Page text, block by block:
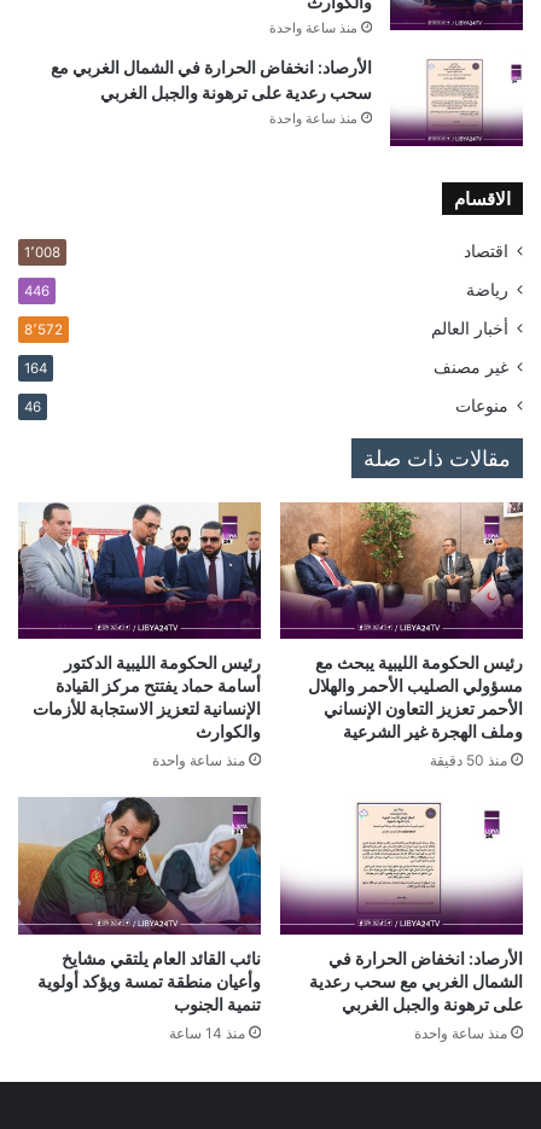
منذ ساعة واحدة
الأرصاد: انخفاض الحرارة في الشمال الغربي مع
سحب رعدية على ترهونة والجبل الغربي
منذ ساعة واحدة
الاقسام
اقتصاد 1٬008
رياضة 446
أخبار العالم 8٬572
غير مصنف 164
منوعات 46
مقالات ذات صلة
رئيس الحكومة الليبية يبحث مع
مسؤولي الصليب الأحمر والهلال
الأحمر تعزيز التعاون الإنساني
وملف الهجرة غير الشرعية
منذ 50 دقيقة
رئيس الحكومة الليبية الدكتور
أسامة حماد يفتتح مركز القيادة
الإنسانية لتعزيز الاستجابة للأزمات
والكوارث
منذ ساعة واحدة
الأرصاد: انخفاض الحرارة في
الشمال الغربي مع سحب رعدية
على ترهونة والجبل الغربي
منذ ساعة واحدة
نائب القائد العام يلتقي مشايخ
وأعيان منطقة تمسة ويؤكد أولوية
تنمية الجنوب
منذ 14 ساعة